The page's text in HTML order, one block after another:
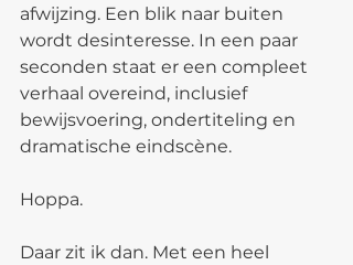
afwijzing. Een blik naar buiten
wordt desinteresse. In een paar
seconden staat er een compleet
verhaal overeind, inclusief
bewijsvoering, ondertiteling en
dramatische eindscène.
Hoppa.
Daar zit ik dan. Met een heel